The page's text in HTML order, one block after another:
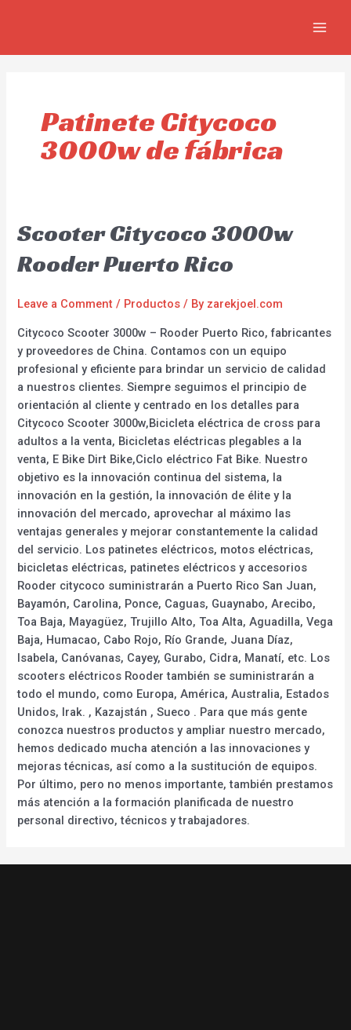
Patinete Citycoco
3000w de fábrica
Scooter Citycoco 3000w
Rooder Puerto Rico
Leave a Comment / Productos / By zarekjoel.com
Citycoco Scooter 3000w – Rooder Puerto Rico, fabricantes
y proveedores de China. Contamos con un equipo
profesional y eficiente para brindar un servicio de calidad
a nuestros clientes. Siempre seguimos el principio de
orientación al cliente y centrado en los detalles para
Citycoco Scooter 3000w,Bicicleta eléctrica de cross para
adultos a la venta, Bicicletas eléctricas plegables a la
venta, E Bike Dirt Bike,Ciclo eléctrico Fat Bike. Nuestro
objetivo es la innovación continua del sistema, la
innovación en la gestión, la innovación de élite y la
innovación del mercado, aprovechar al máximo las
ventajas generales y mejorar constantemente la calidad
del servicio. Los patinetes eléctricos, motos eléctricas,
bicicletas eléctricas, patinetes eléctricos y accesorios
Rooder citycoco suministrarán a Puerto Rico San Juan,
Bayamón, Carolina, Ponce, Caguas, Guaynabo, Arecibo,
Toa Baja, Mayagüez, Trujillo Alto, Toa Alta, Aguadilla, Vega
Baja, Humacao, Cabo Rojo, Río Grande, Juana Díaz,
Isabela, Canóvanas, Cayey, Gurabo, Cidra, Manatí, etc. Los
scooters eléctricos Rooder también se suministrarán a
todo el mundo, como Europa, América, Australia, Estados
Unidos, Irak. , Kazajstán , Sueco . Para que más gente
conozca nuestros productos y ampliar nuestro mercado,
hemos dedicado mucha atención a las innovaciones y
mejoras técnicas, así como a la sustitución de equipos.
Por último, pero no menos importante, también prestamos
más atención a la formación planificada de nuestro
personal directivo, técnicos y trabajadores.